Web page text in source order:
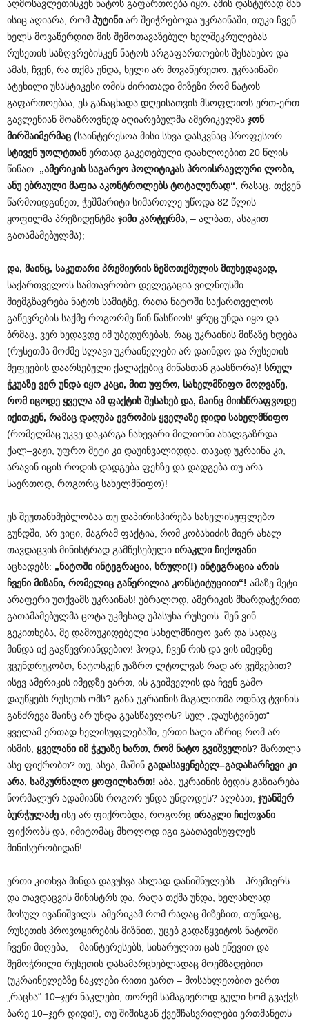
აღმოსავლეთისკენ ნატოს გაფართოება იყო. ამის დასტურად მან
ისიც აღიარა, რომ პუტინი არ შეიჭრებოდა უკრაინაში, თუკი ჩვენ
ხელს მოვაწერდით მის შემოთავაზებულ ხელშეკრულებას
რუსეთის საზღვრებისკენ ნატოს არგაფართოების შესახებო და
ამას, ჩვენ, რა თქმა უნდა, ხელი არ მოვაწერეთო. უკრაინაში
ატეხილი უსასტიკესი ომის ძირითადი მიზეზი რომ ნატოს
გაფართოებაა, ეს განაცხადა დღეისათვის მსოფლიოს ერთ-ერთ
გავლენიან მოაზროვნედ აღიარებულმა ამერიკელმა ჯონ
მირშაიმერმაც (საინტერესოა მისი სხვა დასკვნაც პროფესორ
სტივენ უოლტთანერთად გაკეთებული დაახლოებით 20 წლის
წინათ: „ამერიკის საგარეო პოლიტიკას პროისრაელური ლობი,
ანუ ებრაული მაფია აკონტროლებს ტოტალურად“, რასაც, თქვენ
წარმოიდგინეთ, ჭეშმარიტი სიმართლე უწოდა 82 წლის
ყოფილმა პრეზიდენტმა ჯიმი კარტერმა , – ალბათ, ასაკით
გათამამებულმა);
და, მაინც, საკუთარი პრემიერის ზემოთქმულის მიუხედავად,
საქართველოს სამთავრობო დელეგაცია ვილნიუსში
მიემგზავრება ნატოს სამიტზე, რათა ნატოში საქართველოს
გაწევრების საქმე როგორმე წინ წასწიოს! ყრუც უნდა იყო და
ბრმაც, ვერ ხედავდე იმ უბედურებას, რაც უკრაინის მიწაზე ხდება
(რუსეთმა მოძმე სლავი უკრაინელები არ დაინდო და რუსეთის
მეფეების დაარსებული ქალაქებიც მიწასთან გაასწორა)! სრულ
ჭკუაზე ვერ უნდა იყო კაცი, მით უფრო, სახელმწიფო მოღვაწე,
რომ იცოდე ყველა ამ ფაქტის შესახებ და, მაინც მიისწრაფვოდე
იქითკენ, რამაც დაღუპა ევროპის ყველაზე დიდი სახელმწიფო
(რომელმაც უკვე დაკარგა ნახევარი მილიონი ახალგაზრდა
ქალ–ვაჟი, უფრო მეტი კი დაუინვალიდდა. თავად უკრაინა კი,
არავინ იცის როდის დადგება ფეხზე და დადგება თუ არა
საერთოდ, როგორც სახელმწიფო)!
ეს შეუთანხმებლობაა თუ დაპირისპირება სახელისუფლებო
გუნდში, არ ვიცი, მაგრამ ფაქტია, რომ კობახიძის მიერ ახალ
თავდაცვის მინისტრად გამწესებული ირაკლი ჩიქოვანი
აცხადებს: „ნატოში ინტეგრაცია, სრული(!) ინტეგრაცია არის
ჩვენი მიზანი, რომელიც გაწერილია კონსტიტუციით“! ამაზე მეტი
არაფერი უთქვამს უკრაინას! უბრალოდ, ამერიკის მხარდაჭერით
გათამამებულმა ცოტა უკმეხად უპასუხა რუსეთს: შენ ვინ
გეკითხება, მე დამოუკიდებელი სახელმწიფო ვარ და სადაც
მინდა იქ გავწევრიანდებიო! ჰოდა, ჩვენ რის და ვის იმედზე
ვცუნდრუკობთ, ნატოსკენ უაზრო ლტოლვას რად არ ვეშვებით?
ისევ ამერიკის იმედზე ვართ, ის გვიშველის და ჩვენ გამო
დაუწყებს რუსეთს ომს? განა უკრაინის მაგალითმა ოდნავ ტვინის
განძრევა მაინც არ უნდა გვასწავლოს? სულ „დაუსტვინეთ“
ყველამ ერთად ხელისუფლებაში, ერთი საღი აზრიც რომ არ
ისმის, ყველანი იმ ჭკუაზე ხართ, რომ ნატო გვიშველის? მართლა
ასე ფიქრობთ? თუ, ასეა, მაშინ გადასაყენებელ–გადასარჩევი კი
არა, სამკურნალო ყოფილხართ! აბა, უკრაინის ბედის გაზიარება
ნორმალურ ადამიანს როგორ უნდა უნდოდეს? ალბათ, ჯუანშერ
ბურჭულაძე ისე არ ფიქრობდა, როგორც ირაკლი ჩიქოვანი
ფიქრობს და, იმიტომაც მხოლოდ იგი გაათავისუფლეს
მინისტრობიდან!
ერთი კითხვა მინდა დავუსვა ახლად დანიშნულებს – პრემიერს
და თავდაცვის მინისტრს და, რაღა თქმა უნდა, ხელახლად
მოსულ ივანიშვილს: ამერიკამ რომ რაღაც მიზეზით, თუნდაც,
რუსეთის პროვოცირების მიზნით, უცებ გადაწყვიტოს ნატოში
ჩვენი მიღება, – მაინტერესებს, სიხარულით ცას ეწევით და
შემოჭრილი რუსეთის დასამარცხებლადაც მოემზადებით
(უკრაინელებზე ნაკლები რითი ვართ – მოსახლეობით ვართ
„რაცხა“ 10–ჯერ ნაკლები, თორემ სამაგიეროდ გული ხომ გვაქვს
ბარე 10–ჯერ დიდი!), თუ შიშისგან ქვეშჩასვრილები ერთმანეთს